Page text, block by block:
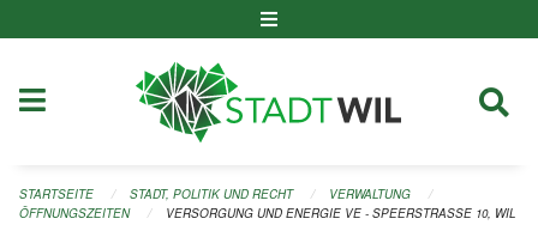
STARTSEITE STADT, POLITIK UND RECHT
VERWALTUNG
ÖFFNUNGSZEITEN
VERSORGUNG UND ENERGIE VE - SPEERSTRASSE 10, WIL